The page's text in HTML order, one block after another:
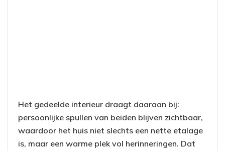
Het gedeelde interieur draagt daaraan bij:
persoonlijke spullen van beiden blijven zichtbaar,
waardoor het huis niet slechts een nette etalage
is, maar een warme plek vol herinneringen. Dat